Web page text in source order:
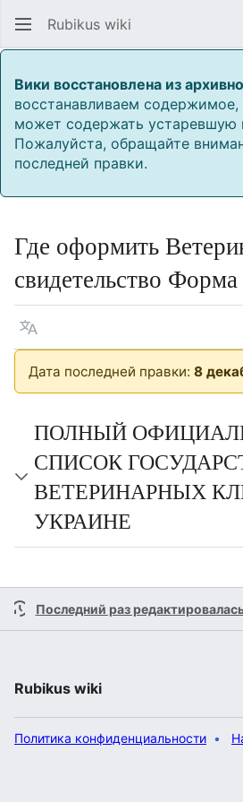
Rubikus wiki
Вики восстановлена из
восстанавливаем содержимое,
может содержать
Пожалуйста, обращайте
последней правки.
Где оформить
свидетельство
Язык
Дата последней правки:8
ПОЛНЫЙ
СПИСОК
ВЕТЕРИНАРНЫХ
УКРАИНЕ
Последний раз
Rubikus wiki
Политика конфиденциальности